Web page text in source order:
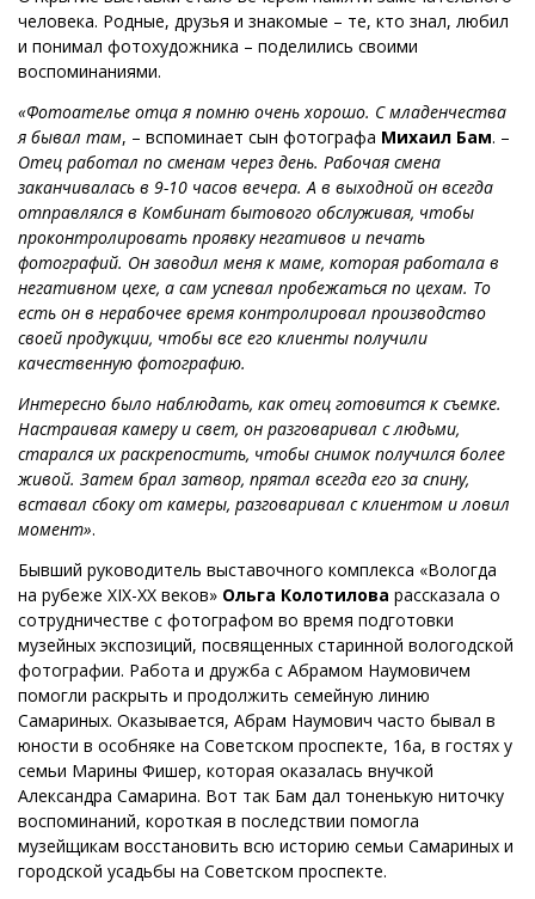
человека. Родные, друзья и знакомые – те, кто знал, любил
и понимал фотохудожника – поделились своими
воспоминаниями.
«Фотоателье отца я помню очень хорошо. С младенчества
я бывал там, – вспоминает сын фотографа Михаил Бам. –
Отец работал по сменам через день. Рабочая смена
заканчивалась в 9-10 часов вечера. А в выходной он всегда
отправлялся в Комбинат бытового обслуживая, чтобы
проконтролировать проявку негативов и печать
фотографий. Он заводил меня к маме, которая работала в
негативном цехе, а сам успевал пробежаться по цехам. То
есть он в нерабочее время контролировал производство
своей продукции, чтобы все его клиенты получили
качественную фотографию.
Интересно было наблюдать, как отец готовится к съемке.
Настраивая камеру и свет, он разговаривал с людьми,
старался их раскрепостить, чтобы снимок получился более
живой. Затем брал затвор, прятал всегда его за спину,
вставал сбоку от камеры, разговаривал с клиентом и ловил
момент».
Бывший руководитель выставочного комплекса «Вологда
на рубеже XIX-XX веков» Ольга Колотилова рассказала о
сотрудничестве с фотографом во время подготовки
музейных экспозиций, посвященных старинной вологодской
фотографии. Работа и дружба с Абрамом Наумовичем
помогли раскрыть и продолжить семейную линию
Самариных. Оказывается, Абрам Наумович часто бывал в
юности в особняке на Советском проспекте, 16а, в гостях у
семьи Марины Фишер, которая оказалась внучкой
Александра Самарина. Вот так Бам дал тоненькую ниточку
воспоминаний, короткая в последствии помогла
музейщикам восстановить всю историю семьи Самариных и
городской усадьбы на Советском проспекте.